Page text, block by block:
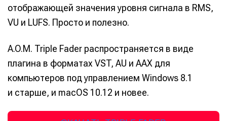
отображающей значения уровня сигнала в RMS,
VU и LUFS. Просто и полезно.
A.O.M. Triple Fader распространяется в виде
плагина в форматах VST, AU и AAX для
компьютеров под управлением Windows 8.1
и старше, и macOS 10.12 и новее.